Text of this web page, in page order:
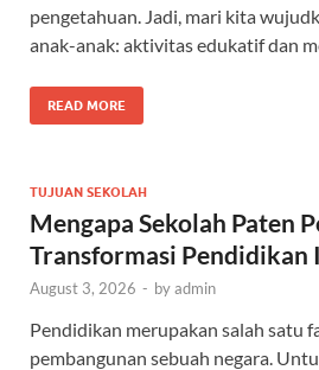
pengetahuan. Jadi, mari kita
anak-anak: aktivitas edukatif dan
READ MORE
TUJUAN SEKOLAH
Mengapa Sekolah Paten
Transformasi Pendidikan
August 3, 2026 - byadmin
Pendidikan merupakan salah satu
pembangunan sebuah negara.